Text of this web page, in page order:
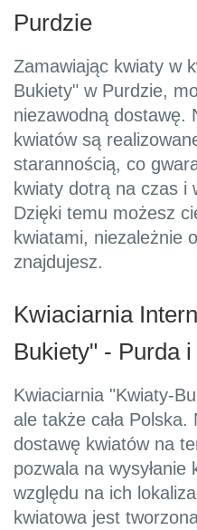
Purdzie
Zamawiając kwiaty w
Bukiety" w Purdzie,
niezawodną dostawę.
kwiatów są
starannością, co
kwiaty dotrą na czas i
Dzięki temu możesz
kwiatami, niezależnie
znajdujesz.
Kwiaciarnia
Bukiety" - Purda i
Kwiaciarnia "Kwiaty-
ale także cała
dostawę kwiatów na
pozwala na
względu na ich
kwiatowa jest